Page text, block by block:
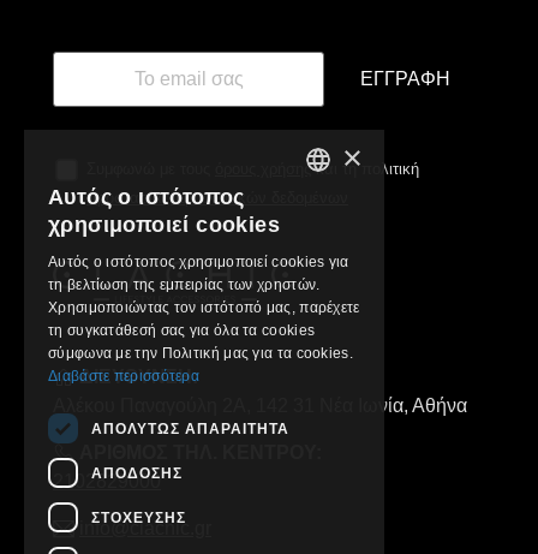
ΕΓΓΡΑΦΉ
όρους χρήσηςκαι τη πολιτική
προστασίας προσωπικών δεδομένων
ΔΙΕΥΘΥΝΣΗ:
Αλέκου Παναγούλη 2Α, 142 31 Νέα Ιωνία, Αθήνα
2102829000
info@clachic.gr
×
Αυτός ο ιστότοπος
χρησιμοποιεί cookies
Αυτός ο ιστότοπος χρησιμοποιεί cookies για
τη βελτίωση της εμπειρίας των χρηστών.
Χρησιμοποιώντας τον ιστότοπό μας, παρέχετε
τη συγκατάθεσή σας για όλα τα cookies
σύμφωνα με την Πολιτική μας για τα cookies.
Διαβάστε περισσότερα
ΑΠΟΛΎΤΩΣ ΑΠΑΡΑΊΤΗΤΑ
ΑΠΌΔΟΣΗΣ
ΣΤΌΧΕΥΣΗΣ